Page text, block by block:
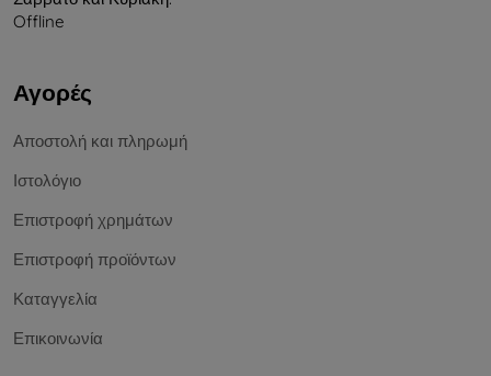
Offline
Αγορές
Αποστολή και πληρωμή
Ιστολόγιο
Επιστροφή χρημάτων
Επιστροφή προϊόντων
Καταγγελία
Επικοινωνία